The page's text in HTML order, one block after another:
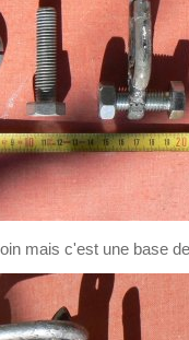
mais c'est une base